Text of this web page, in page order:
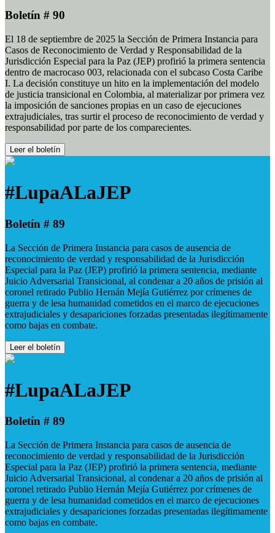
Boletín # 90
El 18 de septiembre de 2025 la Sección de Primera Instancia para
Casos de Reconocimiento de Verdad y Responsabilidad de la
Jurisdicción Especial para la Paz (JEP) profirió la primera sentencia
dentro de macrocaso 003, relacionada con el subcaso Costa Caribe
I. La decisión constituye un hito en la implementación del modelo
de justicia transicional en Colombia, al materializar por primera vez
la imposición de sanciones propias en un caso de ejecuciones
extrajudiciales, tras surtir el proceso de reconocimiento de verdad y
responsabilidad por parte de los comparecientes.
Leer el boletín
#LupaALaJEP
Boletín # 89
La Sección de Primera Instancia para casos de ausencia de
reconocimiento de verdad y responsabilidad de la Jurisdicción
Especial para la Paz (JEP) profirió la primera sentencia, mediante
Juicio Adversarial Transicional, al condenar a 20 años de prisión al
coronel retirado Publio Hernán Mejía Gutiérrez por crímenes de
guerra y de lesa humanidad cometidos en el marco de ejecuciones
extrajudiciales y desapariciones forzadas presentadas ilegítimamente
como bajas en combate.
Leer el boletín
#LupaALaJEP
Boletín # 89
La Sección de Primera Instancia para casos de ausencia de
reconocimiento de verdad y responsabilidad de la Jurisdicción
Especial para la Paz (JEP) profirió la primera sentencia, mediante
Juicio Adversarial Transicional, al condenar a 20 años de prisión al
coronel retirado Publio Hernán Mejía Gutiérrez por crímenes de
guerra y de lesa humanidad cometidos en el marco de ejecuciones
extrajudiciales y desapariciones forzadas presentadas ilegítimamente
como bajas en combate.